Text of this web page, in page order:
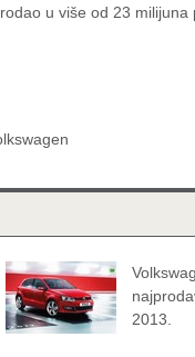
u više od 23 milijuna
2013.